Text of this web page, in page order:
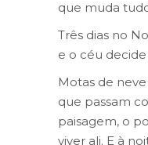
que muda
Três dias no
e o céu
Motas de
que passam
paisagem, o
viver ali. E à